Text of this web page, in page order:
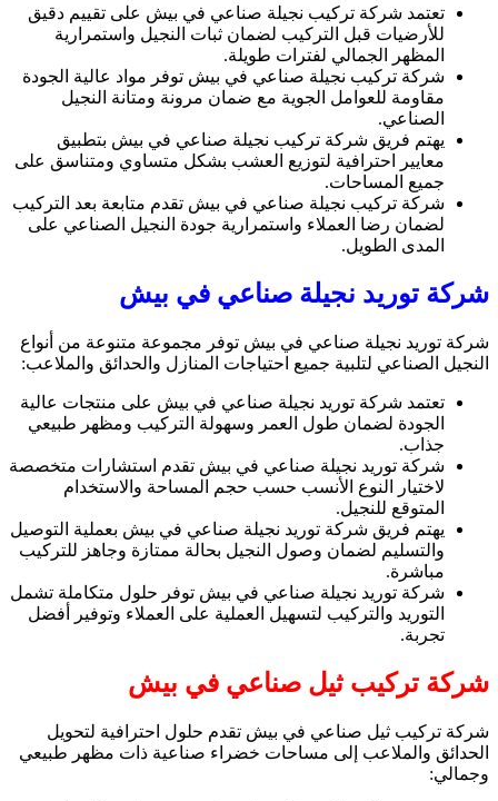
تعتمد شركة تركيب نجيلة صناعي في بيش على تقييم دقيق
للأرضيات قبل التركيب لضمان ثبات النجيل واستمرارية
المظهر الجمالي لفترات طويلة.
شركة تركيب نجيلة صناعي في بيش توفر مواد عالية الجودة
مقاومة للعوامل الجوية مع ضمان مرونة ومتانة النجيل
الصناعي.
يهتم فريق شركة تركيب نجيلة صناعي في بيش بتطبيق
معايير احترافية لتوزيع العشب بشكل متساوي ومتناسق على
جميع المساحات.
شركة تركيب نجيلة صناعي في بيش تقدم متابعة بعد التركيب
لضمان رضا العملاء واستمرارية جودة النجيل الصناعي على
المدى الطويل.
شركة توريد نجيلة صناعي في بيش
شركة توريد نجيلة صناعي في بيش توفر مجموعة متنوعة من أنواع
النجيل الصناعي لتلبية جميع احتياجات المنازل والحدائق والملاعب:
تعتمد شركة توريد نجيلة صناعي في بيش على منتجات عالية
الجودة لضمان طول العمر وسهولة التركيب ومظهر طبيعي
جذاب.
شركة توريد نجيلة صناعي في بيش تقدم استشارات متخصصة
لاختيار النوع الأنسب حسب حجم المساحة والاستخدام
المتوقع للنجيل.
يهتم فريق شركة توريد نجيلة صناعي في بيش بعملية التوصيل
والتسليم لضمان وصول النجيل بحالة ممتازة وجاهز للتركيب
مباشرة.
شركة توريد نجيلة صناعي في بيش توفر حلول متكاملة تشمل
التوريد والتركيب لتسهيل العملية على العملاء وتوفير أفضل
تجربة.
شركة تركيب ثيل صناعي في بيش
شركة تركيب ثيل صناعي في بيش تقدم حلول احترافية لتحويل
الحدائق والملاعب إلى مساحات خضراء صناعية ذات مظهر طبيعي
وجمالي: